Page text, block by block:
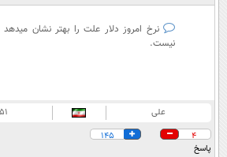
نرخ امروز دلار علت را بهتر نشان میدهد
نیست.
علی
4
145
پاسخ